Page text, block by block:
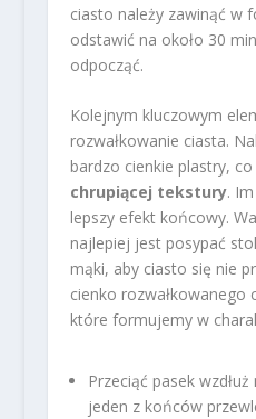
ciasto należy zawinąć w
odstawić na około 30
odpocząć.
Kolejnym kluczowym
rozwałkowanie ciasta.
bardzo cienkie plastry,
chrupiącej tekstury.
lepszy efekt końcowy.
najlepiej jest posypać
mąki, aby ciasto się nie
cienko rozwałkowanego
które formujemy w
Przeciąć pasek
jeden z końców